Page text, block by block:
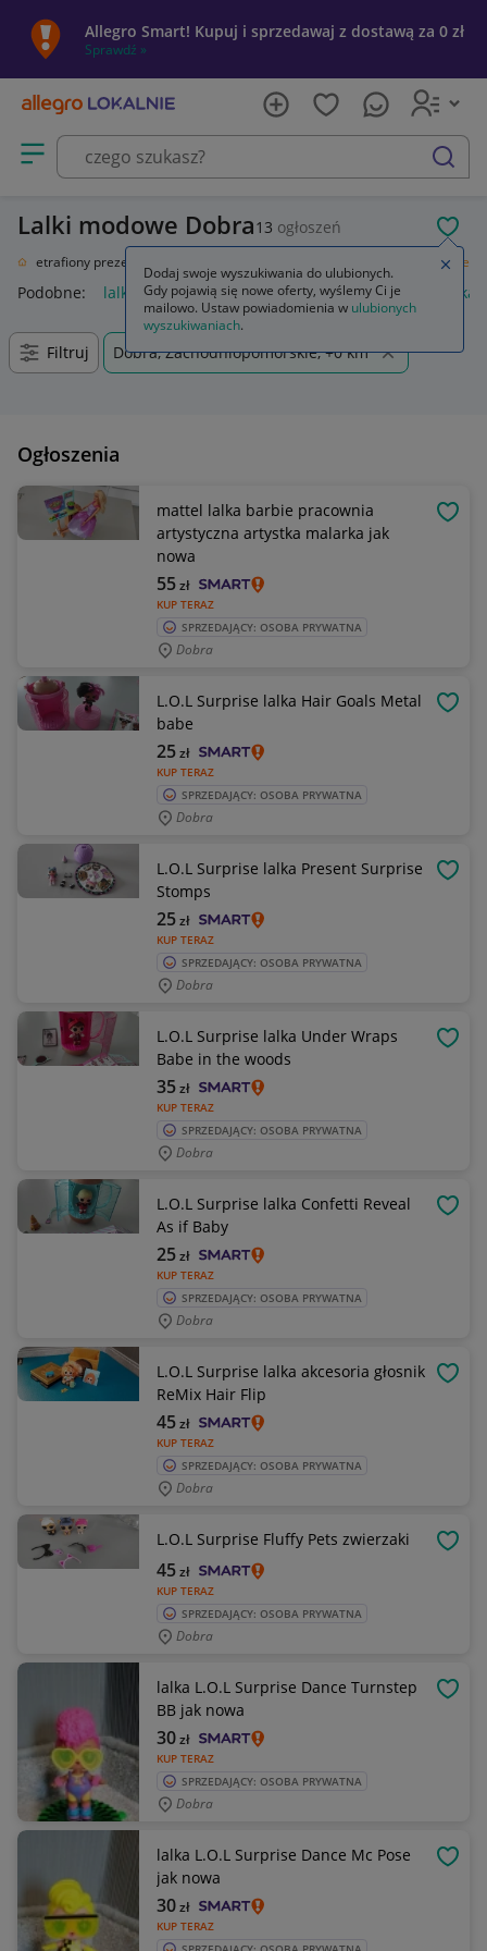
Allegro Smart! Kupuj i sprzedawaj z dostawą za 0 zł
Sprawdź »
Otwórz menu z kategoriami
szukaj
Lalki modowe Dobra13 ogłoszeń
Nietrafiony prezent Lalki modowe
Podobne: lalki modowe lalka modowa pałki lodowe
Filtruj Dobra, Zachodniopomorskie, +0 km
Ogłoszenia
mattel lalka barbie pracownia
artystyczna artystka malarka jak
nowa
KUP TERAZ
55zł
SPRZEDAJĄCY: OSOBA PRYWATNA
Dobra
L.O.L Surprise lalka Hair Goals Metal
babe
KUP TERAZ
25zł
SPRZEDAJĄCY: OSOBA PRYWATNA
Dobra
L.O.L Surprise lalka Present Surprise
Stomps
KUP TERAZ
25zł
SPRZEDAJĄCY: OSOBA PRYWATNA
Dobra
L.O.L Surprise lalka Under Wraps
Babe in the woods
KUP TERAZ
35zł
SPRZEDAJĄCY: OSOBA PRYWATNA
Dobra
L.O.L Surprise lalka Confetti Reveal
As if Baby
KUP TERAZ
25zł
SPRZEDAJĄCY: OSOBA PRYWATNA
Dobra
L.O.L Surprise lalka akcesoria głosnik
ReMix Hair Flip
KUP TERAZ
45zł
SPRZEDAJĄCY: OSOBA PRYWATNA
Dobra
L.O.L Surprise Fluffy Pets zwierzaki
KUP TERAZ
45zł
SPRZEDAJĄCY: OSOBA PRYWATNA
Dobra
lalka L.O.L Surprise Dance Turnstep
BB jak nowa
KUP TERAZ
30zł
SPRZEDAJĄCY: OSOBA PRYWATNA
Dobra
lalka L.O.L Surprise Dance Mc Pose
jak nowa
KUP TERAZ
30zł
Dodaj swoje wyszukiwania do ulubionych.
Gdy pojawią się nowe oferty, wyślemy Ci je
mailowo. Ustaw powiadomienia w ulubionych
wyszukiwaniach.